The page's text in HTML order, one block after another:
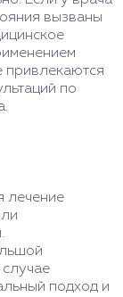
вызваны
привлекаются
по
лечение
подход и